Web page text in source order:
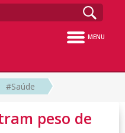
MENU
#Saúde
peso de